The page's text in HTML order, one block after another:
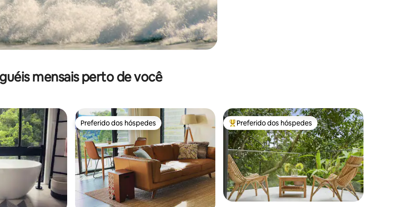
mensais perto de você
Preferido dos hóspedes
Preferido dos hóspedes Entre os melhores preferidos dos hóspedes
Preferido dos hóspedes